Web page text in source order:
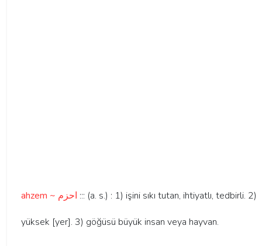
ahzem ~ احزم ::: (a. s.) : 1) işini sıkı tutan, ihtiyatlı, tedbirli. 2)
yüksek [yer]. 3) göğüsü büyük insan veya hayvan.